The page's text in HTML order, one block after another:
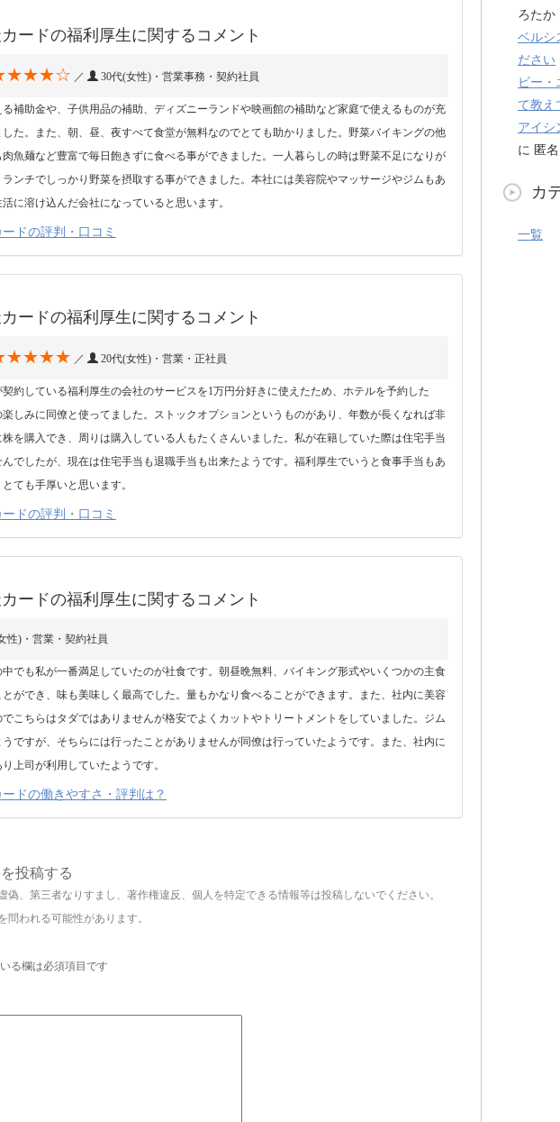
ードの福利厚生に関するコメント
／ 30代(女性)・営業事務・契約社員
補助金や、子供用品の補助、ディズニーランドや映画館の補助など家庭で使えるものが充
た。また、朝、昼、夜すべて食堂が無料なのでとても助かりました。野菜バイキングの他
肉魚麺など豊富で毎日飽きずに食べる事ができました。一人暮らしの時は野菜不足になりが
ランチでしっかり野菜を摂取する事ができました。本社には美容院やマッサージやジムもあ
に溶け込んだ会社になっていると思います。
ドの評判・口コミ
ードの福利厚生に関するコメント
／ 20代(女性)・営業・正社員
約している福利厚生の会社のサービスを1万円分好きに使えたため、ホテルを予約した
楽しみに同僚と使ってました。ストックオプションというものがあり、年数が長くなれば非
を購入でき、周りは購入している人もたくさんいました。私が在籍していた際は住宅手当
でしたが、現在は住宅手当も退職手当も出来たようです。福利厚生でいうと食事手当もあ
ても手厚いと思います。
ドの評判・口コミ
ードの福利厚生に関するコメント
性)・営業・契約社員
でも私が一番満足していたのが社食です。朝昼晩無料、バイキング形式やいくつかの主食
ができ、味も美味しく最高でした。量もかなり食べることができます。また、社内に美容
こちらはタダではありませんが格安でよくカットやトリートメントをしていました。ジム
うですが、そちらには行ったことがありませんが同僚は行っていたようです。また、社内に
上司が利用していたようです。
ドの働きやすさ・評判は？
投稿する
偽、第三者なりすまし、著作権違反、個人を特定できる情報等は投稿しないでください。
問われる可能性があります。
る欄は必須項目です
ろたか
ベルシ
ださい
ビー・
て教え
アイシ
に 匿名
カ
一覧